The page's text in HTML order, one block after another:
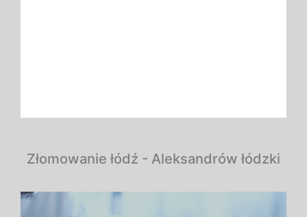
Złomowanie łódź - Aleksandrów łódzki